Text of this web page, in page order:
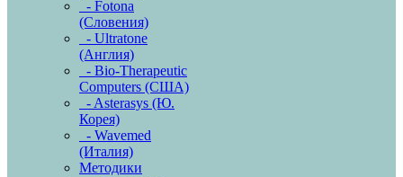
- Fotona
(Словения)
- Ultratone
(Англия)
- Bio-Therapeutic
Computers (США)
- Asterasys (Ю.
Корея)
- Wavemed
(Италия)
Методики